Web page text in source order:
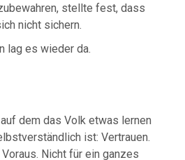
stellte fest, dass
nicht sichern.
lag es wieder da.
dem das Volk etwas lernen
ist: Vertrauen.
Nicht für ein ganzes